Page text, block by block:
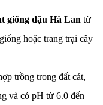
giống đậu Hà Lan từ
hoặc trang trại cây
trồng trong đất cát,
và có pH từ 6.0 đến